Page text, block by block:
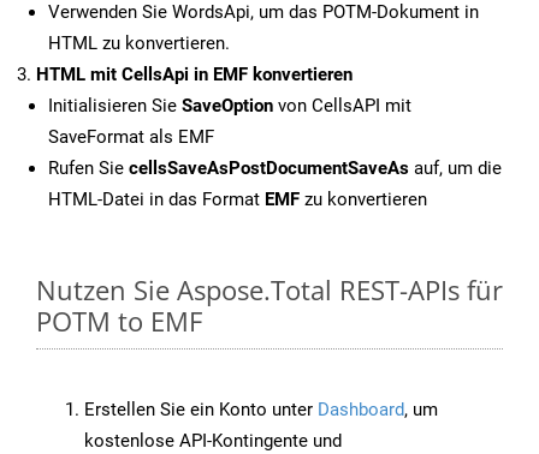
Verwenden Sie WordsApi, um das POTM-Dokument in
HTML zu konvertieren.
HTML mit CellsApi in EMF konvertieren
Initialisieren Sie SaveOption von CellsAPI mit
SaveFormat als EMF
Rufen Sie cellsSaveAsPostDocumentSaveAs auf, um die
HTML-Datei in das Format EMF zu konvertieren
Nutzen Sie Aspose.Total REST-APIs für
POTM to EMF
Erstellen Sie ein Konto unter Dashboard, um
kostenlose API-Kontingente und